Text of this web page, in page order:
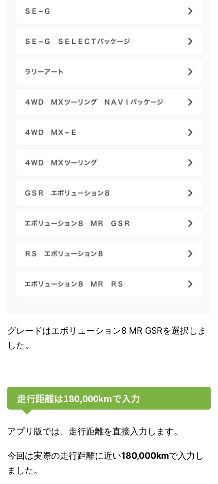
グレードはエボリューション8 MR GSRを選択しま
した。
走行距離は180,000kmで入力
アプリ版では、走行距離を直接入力します。
今回は実際の走行距離に近い180,000kmで入力し
ました。